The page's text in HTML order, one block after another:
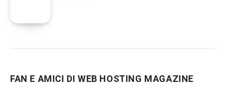
FAN E AMICI DI WEB HOSTING MAGAZINE